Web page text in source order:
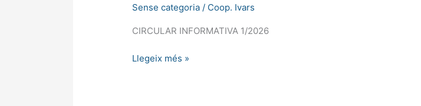
Sense categoria / Coop. Ivars
CIRCULAR INFORMATIVA 1/2026
1/2026
Llegeix més »